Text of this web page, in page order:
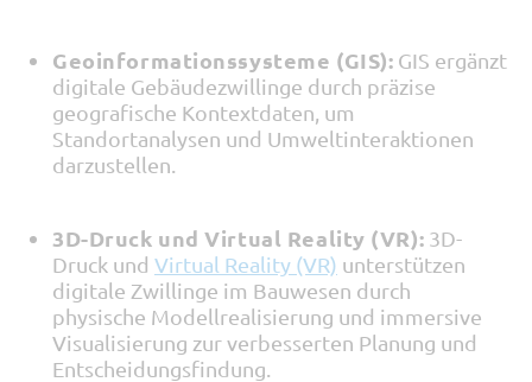
Geoinformationssysteme (GIS): GIS ergänzt
digitale Gebäudezwillinge durch präzise
geografische Kontextdaten, um
Standortanalysen und Umweltinteraktionen
darzustellen.
3D-Druck und Virtual Reality (VR): 3D-
Druck und Virtual Reality (VR) unterstützen
digitale Zwillinge im Bauwesen durch
physische Modellrealisierung und immersive
Visualisierung zur verbesserten Planung und
Entscheidungsfindung.